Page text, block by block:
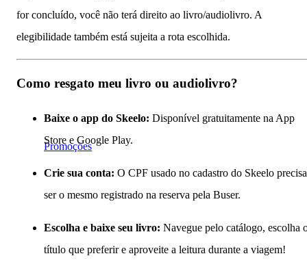
Promoções
for concluído, você não terá direito ao livro/audiolivro. A
elegibilidade também está sujeita a rota escolhida.
Como resgato meu livro ou audiolivro?
Baixe o app do Skeelo: Disponível gratuitamente na App
Store e Google Play.
Crie sua conta: O CPF usado no cadastro do Skeelo precisa
ser o mesmo registrado na reserva pela Buser.
Escolha e baixe seu livro: Navegue pelo catálogo, escolha
título que preferir e aproveite a leitura durante a viagem!